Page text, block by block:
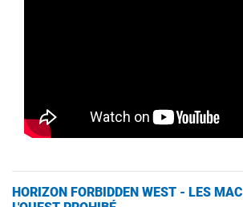
HORIZON FORBIDDEN WEST - LES